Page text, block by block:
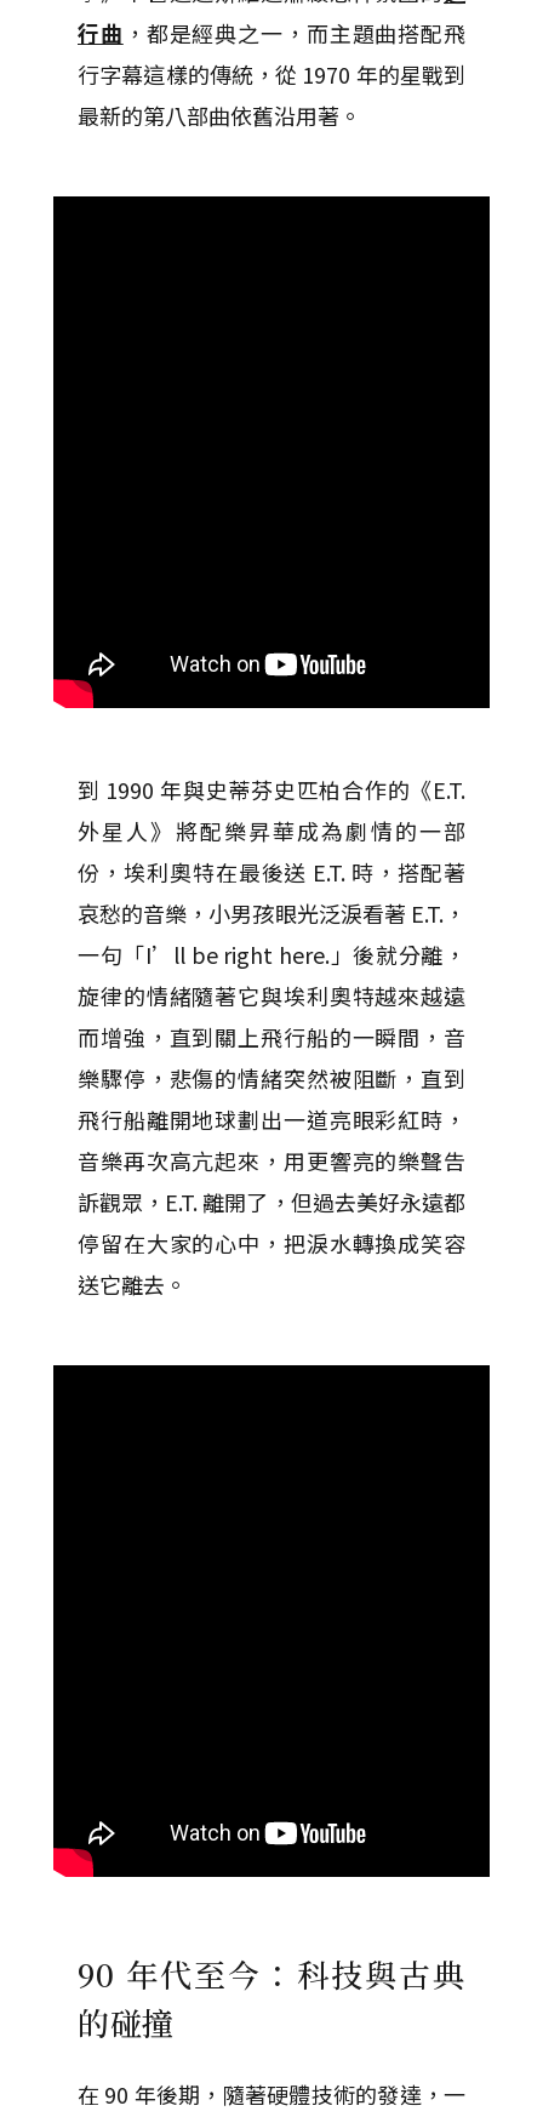
行曲 ，都是經典之一，而主題曲搭配飛
行字幕這樣的傳統，從 1970 年的星戰到
最新的第八部曲依舊沿用著。
到 1990 年與史蒂芬史匹柏合作的《E.T.
外星人》將配樂昇華成為劇情的一部
份，埃利奧特在最後送 E.T. 時，搭配著
哀愁的音樂，小男孩眼光泛淚看著 E.T.，
一句「I’ll be right here.」後就分離，
旋律的情緒隨著它與埃利奧特越來越遠
而增強，直到關上飛行船的一瞬間，音
樂驟停，悲傷的情緒突然被阻斷，直到
飛行船離開地球劃出一道亮眼彩紅時，
音樂再次高亢起來，用更響亮的樂聲告
訴觀眾，E.T. 離開了，但過去美好永遠都
停留在大家的心中，把淚水轉換成笑容
送它離去。
90 年代至今：科技與古典
的碰撞
在 90 年後期，隨著硬體技術的發達，一